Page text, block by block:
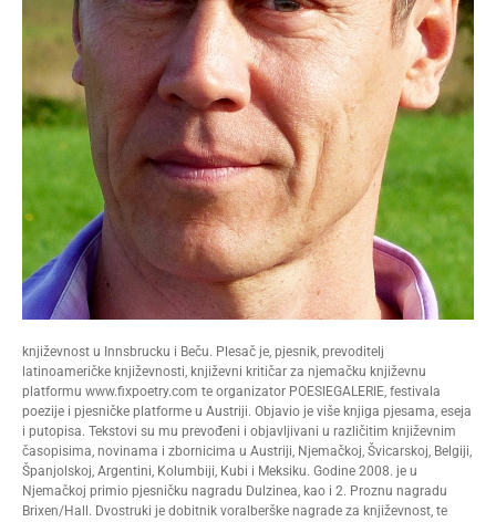
književnost u Innsbrucku i Beču. Plesač je, pjesnik, prevoditelj
latinoameričke književnosti, književni kritičar za njemačku književnu
platformu www.fixpoetry.com te organizator POESIEGALERIE, festivala
poezije i pjesničke platforme u Austriji. Objavio je više knjiga pjesama, eseja
i putopisa. Tekstovi su mu prevođeni i objavljivani u različitim književnim
časopisima, novinama i zbornicima u Austriji, Njemačkoj, Švicarskoj, Belgiji,
Španjolskoj, Argentini, Kolumbiji, Kubi i Meksiku. Godine 2008. je u
Njemačkoj primio pjesničku nagradu Dulzinea, kao i 2. Proznu nagradu
Brixen/Hall. Dvostruki je dobitnik voralberške nagrade za književnost, te